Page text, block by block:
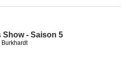
Show - Saison 5
Burkhardt